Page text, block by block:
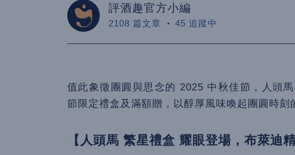
評酒趣官方小編
2108 篇文章 45 追蹤中
值此象徵團圓與思念的 2025 中秋佳節，人頭
節限定禮盒及滿額贈，以醇厚風味喚起團圓時刻
【人頭馬 繁星禮盒 耀眼登場，布萊迪